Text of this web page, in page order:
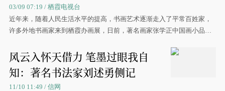
03/09 07:19 / 栖霞电视台
近年来，随着人民生活水平的提高，书画艺术逐渐走入了平常百姓家，
许多外地书画家来到栖霞办画展，日前，著名画家张学正中国画小品展
风云入怀天借力 笔墨过眼我自
知：著名书法家刘述勇侧记
11/10 11:49 / 信网